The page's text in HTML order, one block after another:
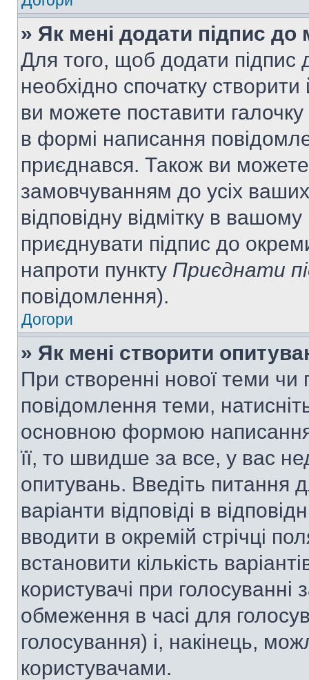
» Як мені додати підпис
Для того, щоб додати
необхідно спочатку
ви можете поставити
в формі написання
приєднався. Також ви
замовчуванням до усіх
відповідну відмітку в
приєднувати підпис до
напроти пункту Приєднати
повідомлення).
Догори
» Як мені створити
При створенні нової теми чи
повідомлення теми,
основною формою
її, то швидше за все, у вас
опитувань. Введіть питання
варіанти відповіді в
вводити в окремій стрічці
встановити кількість
користувачі при
обмеження в часі для
голосування) і, накінець,
користувачами.